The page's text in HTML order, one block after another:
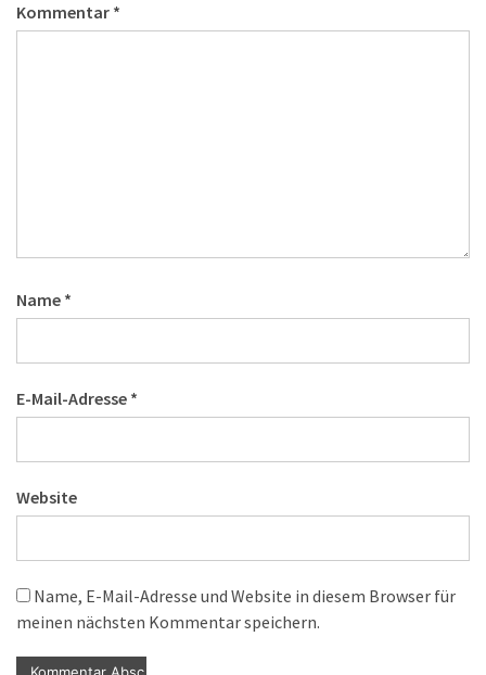
Kommentar *
Name *
E-Mail-Adresse *
Website
Name, E-Mail-Adresse und Website in diesem Browser für
meinen nächsten Kommentar speichern.